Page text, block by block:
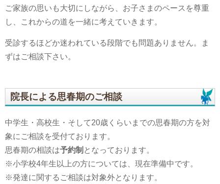
ご家族の思いも大切にしながら、お子さまのペースを尊重
し、これからの道を一緒に考えていきます。
受診するほどか迷われている段階でも問題ありません。ま
ずはご相談下さい。
院長による思春期のご相談
中学生・高校生・そして20歳くらいまでの思春期の方を対
象にご相談を受付ております。
思春期の相談は予約制 となっております。
※小学校4年生以上の方については、現在準備中です。
※発達に関するご相談は対象外となります。